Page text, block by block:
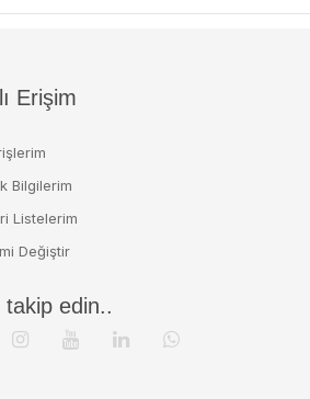
Erişim
Bilgilerim
Listelerim
Değiştir
takip edin..